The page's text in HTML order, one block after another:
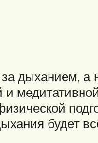
дыханием, а
и
будет